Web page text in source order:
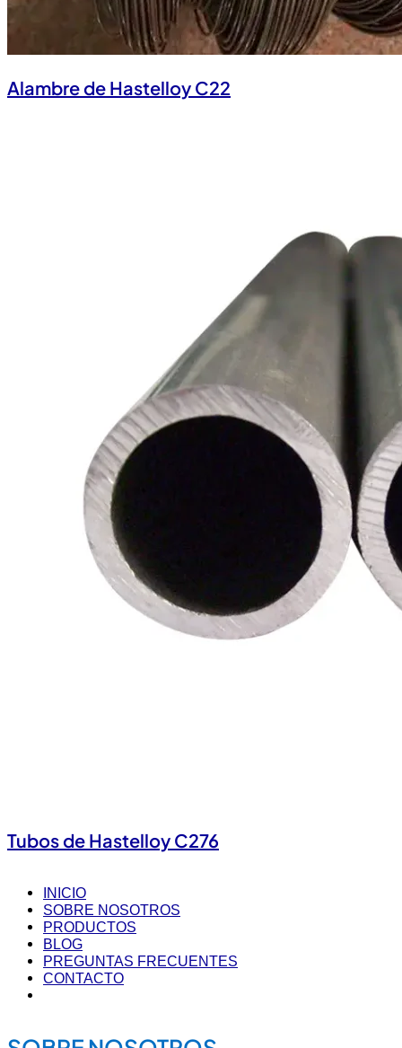
Alambre de Hastelloy C22
Tubos de Hastelloy C276
INICIO
SOBRE NOSOTROS
PRODUCTOS
BLOG
PREGUNTAS FRECUENTES
CONTACTO